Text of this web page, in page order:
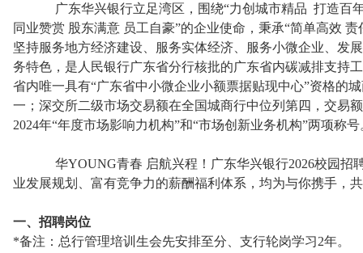
广东华兴银行立足湾区，围绕“力创城市精品 打造百年
同业赞赏 股东满意 员工自豪”的企业使命，秉承“简单高效
坚持服务地方经济建设、服务实体经济、服务小微企业、发
务特色，是人民银行广东省分行核批的广东省内碳减排支持
省内唯一具有“广东省中小微企业小额票据贴现中心”资格的
一；深交所二级市场交易额在全国城商行中位列第四，交易
2024年“年度市场影响力机构”和“市场创新业务机构”两项称号
华YOUNG青春 启航兴程！广东华兴银行2026校园招聘
业发展规划、富有竞争力的薪酬福利体系，均为与你携手，
一、招聘岗位
*备注：总行管理培训生会先安排至分、支行轮岗学习2年。